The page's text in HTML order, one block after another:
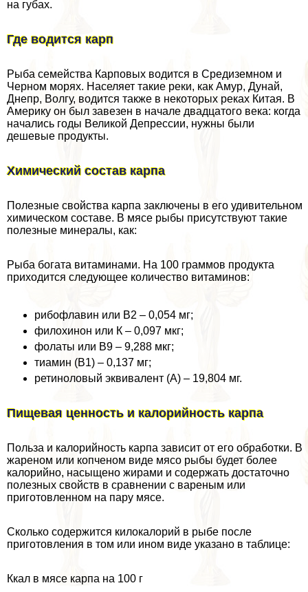
на губах.
Где водится карп
Рыба семейства Карповых водится в Средиземном и
Черном морях. Населяет такие реки, как Амур, Дунай,
Днепр, Волгу, водится также в некоторых реках Китая. В
Америку он был завезен в начале двадцатого века: когда
начались годы Великой Депрессии, нужны были
дешевые продукты.
Химический состав карпа
Полезные свойства карпа заключены в его удивительном
химическом составе. В мясе рыбы присутствуют такие
полезные минералы, как:
Рыба богата витаминами. На 100 граммов продукта
приходится следующее количество витаминов:
рибофлавин или В2 – 0,054 мг;
филохинон или К – 0,097 мкг;
фолаты или В9 – 9,288 мкг;
тиамин (В1) – 0,137 мг;
ретиноловый эквивалент (А) – 19,804 мг.
Пищевая ценность и калорийность карпа
Польза и калорийность карпа зависит от его обработки. В
жареном или копченом виде мясо рыбы будет более
калорийно, насыщено жирами и содержать достаточно
полезных свойств в сравнении с вареным или
приготовленном на пару мясе.
Сколько содержится килокалорий в рыбе после
приготовления в том или ином виде указано в таблице:
Ккал в мясе карпа на 100 г